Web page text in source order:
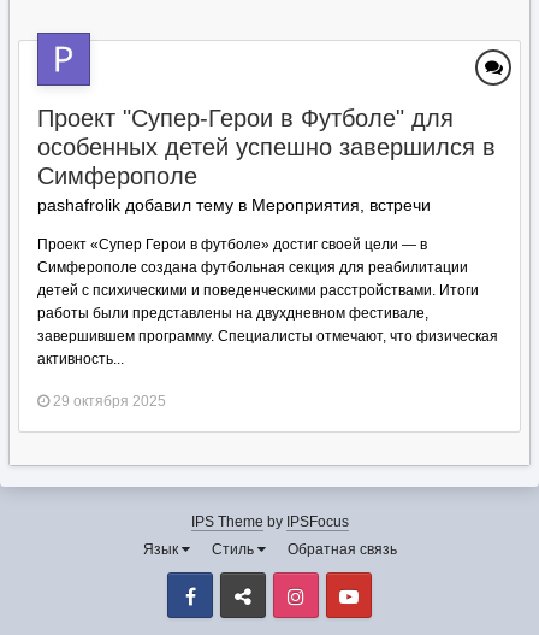
Проект "Супер-Герои в Футболе" для
особенных детей успешно завершился в
Симферополе
pashafrolik добавил тему в Мероприятия, встречи
Проект «Супер Герои в футболе» достиг своей цели — в
Симферополе создана футбольная секция для реабилитации
детей с психическими и поведенческими расстройствами. Итоги
работы были представлены на двухдневном фестивале,
завершившем программу. Специалисты отмечают, что физическая
активность...
29 октября 2025
IPS Theme by IPSFocus
Язык
Стиль Обратная связь
Facebook VK Instagram